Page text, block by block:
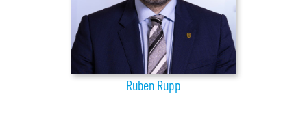
Ruben Rupp